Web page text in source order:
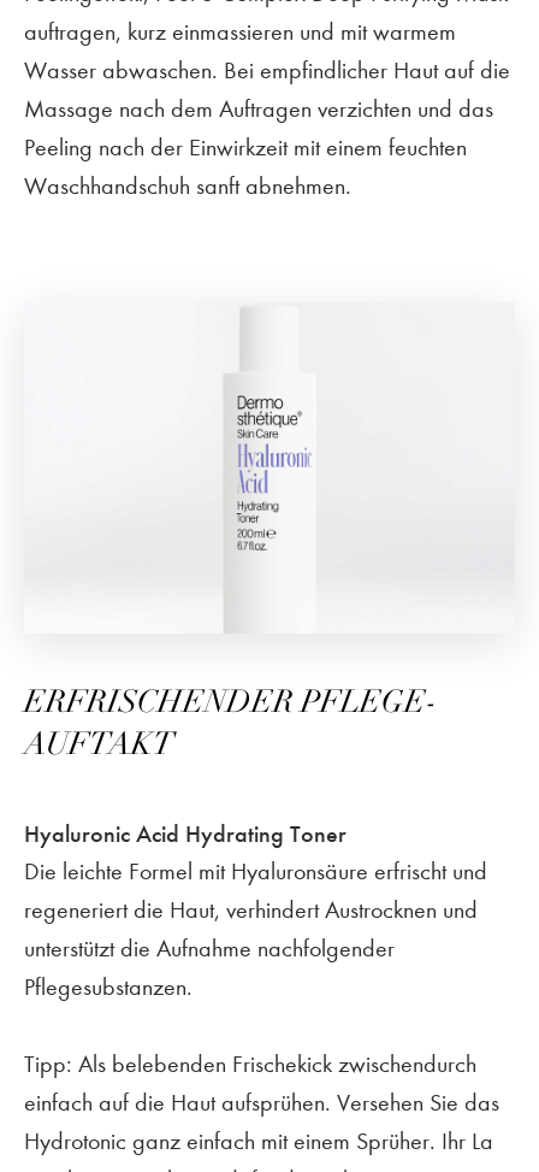
auftragen, kurz einmassieren und mit warmem
Wasser abwaschen. Bei empfindlicher Haut auf die
Massage nach dem Auftragen verzichten und das
Peeling nach der Einwirkzeit mit einem feuchten
Waschhandschuh sanft abnehmen.
ERFRISCHENDER PFLEGE-
AUFTAKT
Hyaluronic Acid Hydrating Toner
Die leichte Formel mit Hyaluronsäure erfrischt und
regeneriert die Haut, verhindert Austrocknen und
unterstützt die Aufnahme nachfolgender
Pflegesubstanzen.
Tipp: Als belebenden Frischekick zwischendurch
einfach auf die Haut aufsprühen. Versehen Sie das
Hydrotonic ganz einfach mit einem Sprüher. Ihr La